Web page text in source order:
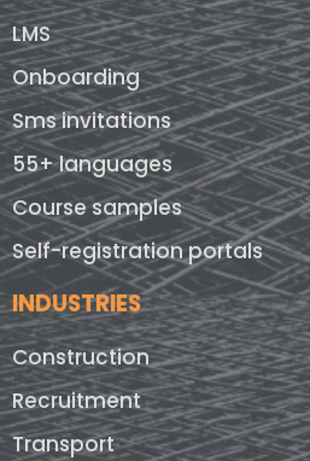
LMS
Onboarding
Sms invitations
55+ languages
Course samples
Self-registration portals
INDUSTRIES
Construction
Recruitment
Transport